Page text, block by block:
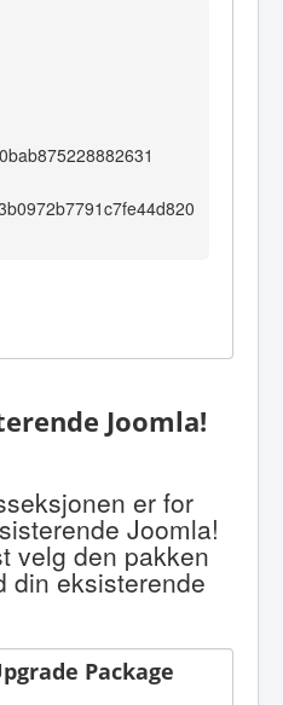
Joomla!
er for
Joomla!
velg den pakken
din eksisterende
Package